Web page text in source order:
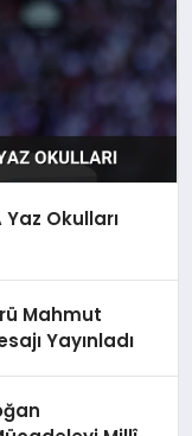
Okulları
Mahmut
Yayınladı